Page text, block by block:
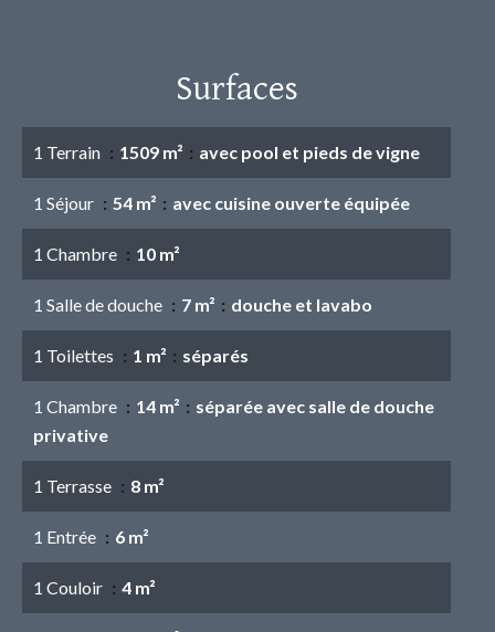
Surfaces
1 Terrain 1509 m² avec pool et pieds de vigne
1 Séjour 54 m² avec cuisine ouverte équipée
1 Chambre 10 m²
1 Salle de douche 7 m² douche et lavabo
1 Toilettes 1 m² séparés
1 Chambre 14 m²
séparée avec salle de douche
privative
1 Terrasse 8 m²
1 Entrée 6 m²
1 Couloir 4 m²